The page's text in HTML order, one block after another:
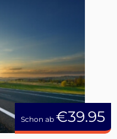
Schon ab €39.95